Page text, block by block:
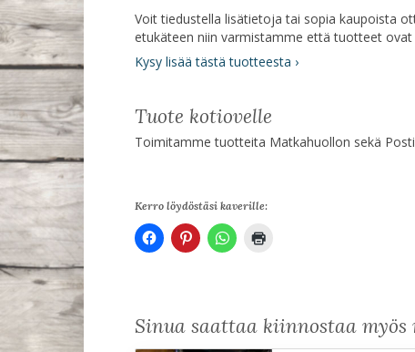
Voit tiedustella lisätietoja tai sopia kaupoista
etukäteen niin varmistamme että tuotteet ovat
Kysy lisää tästä tuotteesta ›
Tuote kotiovelle
Toimitamme tuotteita Matkahuollon sekä
Kerro löydöstäsi kaverille:
Sinua saattaa kiinnostaa myös